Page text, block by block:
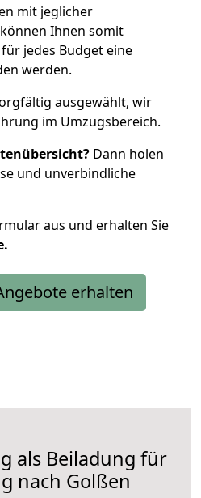
mit jeglicher
Ihnen somit
jedes Budget eine
werden.
ausgewählt, wir
im Umzugsbereich.
Dann holen
und unverbindliche
aus und erhalten Sie
erhalten
als Beiladung für
nach Golßen